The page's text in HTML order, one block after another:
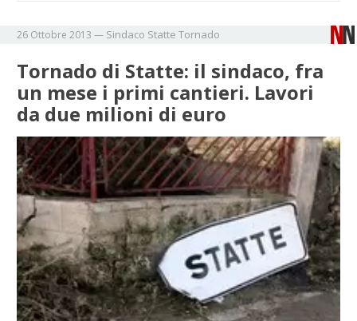
26 Ottobre 2013 — Sindaco Statte Tornado
Tornado di Statte: il sindaco, fra
un mese i primi cantieri. Lavori
da due milioni di euro